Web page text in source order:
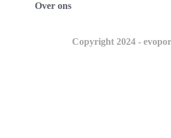
Over ons
Copyright 2024 -